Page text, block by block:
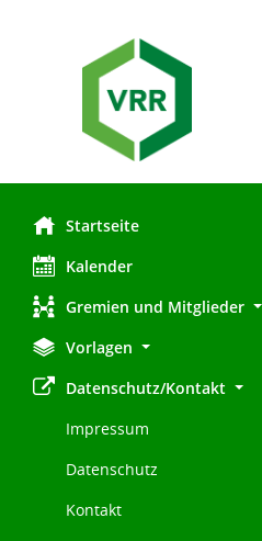
Startseite
Kalender
Gremien und Mitglieder
Vorlagen
Datenschutz/Kontakt
Impressum
Datenschutz
Kontakt